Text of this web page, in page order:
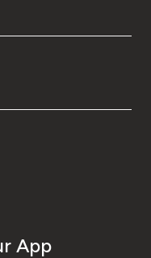
App